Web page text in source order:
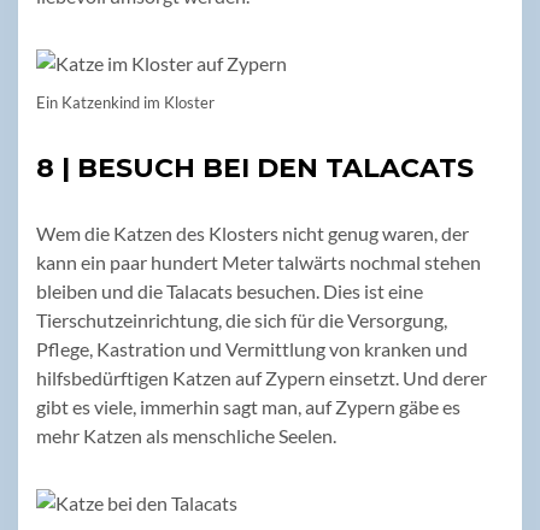
Ein Katzenkind im Kloster
8 | BESUCH BEI DEN TALACATS
Wem die Katzen des Klosters nicht genug waren, der
kann ein paar hundert Meter talwärts nochmal stehen
bleiben und die Talacats besuchen. Dies ist eine
Tierschutzeinrichtung, die sich für die Versorgung,
Pflege, Kastration und Vermittlung von kranken und
hilfsbedürftigen Katzen auf Zypern einsetzt. Und derer
gibt es viele, immerhin sagt man, auf Zypern gäbe es
mehr Katzen als menschliche Seelen.